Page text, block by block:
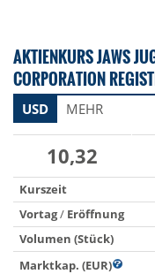
AKTIENKURS JAWS
CORPORATION
USD MEHR
10,32
Kurszeit
Vortag/ Eröffnung
Volumen (Stück)
Marktkap. (EUR)